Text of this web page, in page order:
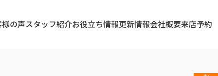
の声スタッフ紹介お役立ち情報更新情報会社概要来店予約